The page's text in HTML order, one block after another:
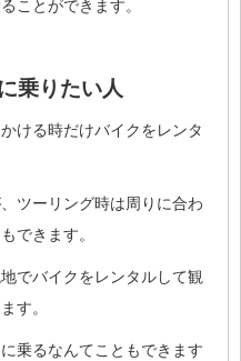
ことができます。
乗りたい人
ける時だけバイクをレンタ
ツーリング時は周りに合わ
できます。
でバイクをレンタルして観
す。
乗るなんてこともできます